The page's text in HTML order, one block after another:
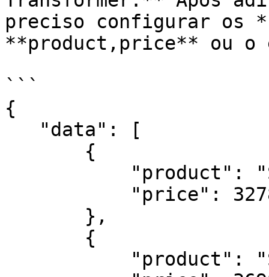
preciso configurar os
**product,price** ou o
```
{